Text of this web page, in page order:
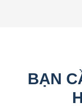
BẠN